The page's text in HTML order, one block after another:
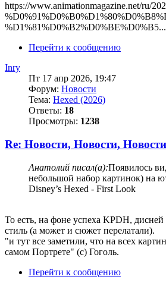
https://www.animationmagazine.net/ru/
%D1%81%D0%B2%D0%BE%D0%B5...
Перейти к сообщению
Inry
Пт 17 апр 2026, 19:47
Форум: Новости
Тема: Hexed (2026)
Ответы: 18
Просмотры: 1238
Re: Новости, Новости,
Анатолий писал(а):Появилось
небольшой набор картинок) на
Disney’s Hexed - First Look
То есть, на фоне успеха KPDH,
стиль (а может и сюжет перелатали).
"и тут все заметили, что на всех
самом Портрете" (с) Гоголь.
Перейти к сообщению